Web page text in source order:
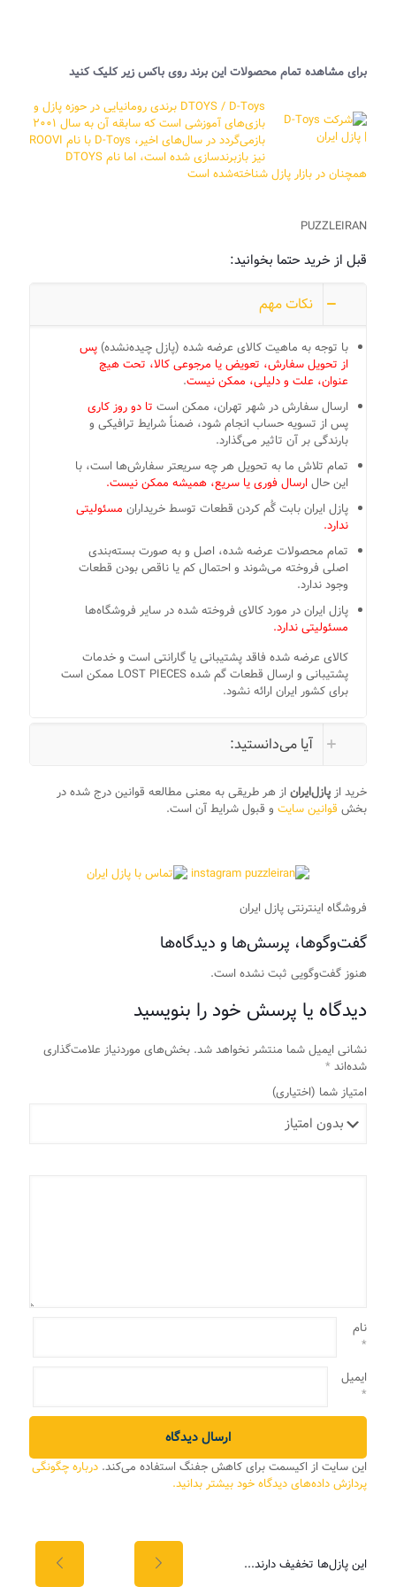
برای مشاهده تمام محصولات این برند روی باکس زیر کلیک کنید
DTOYS / D-Toys برندی رومانیایی در حوزه پازل و
بازی‌های آموزشی است که سابقه آن به سال ۲۰۰۱
بازمی‌گردد در سال‌های اخیر، D-Toys با نام ROOVI
نیز بازبرندسازی شده است، اما نام DTOYS
همچنان در بازار پازل شناخته‌شده است
PUZZLEIRAN
قبل از خرید حتما بخوانید:
نکات مهم
با توجه به ماهیت کالای عرضه شده (پازل چیده‌نشده) پس
از تحویل سفارش، تعویض یا مرجوعی کالا، تحت هیچ
عنوان، علت و دلیلی، ممکن نیست.
ارسال سفارش در شهر تهران، ممکن است تا دو روز کاری
پس از تسویه حساب انجام شود، ضمناً شرایط ترافیکی و
بارندگی بر آن تاثیر می‌گذارد.
تمام تلاش ما به تحویل هر چه سریعتر سفارش‌ها است، با
این حالارسال فوری یا سریع، همیشه ممکن نیست.
پازل ایران بابت گُم کردن قطعات توسط خریداران مسئولیتی
ندارد.
تمام محصولات عرضه شده، اصل و به صورت بسته‌بندی
اصلی فروخته می‌شوند و احتمال کم یا ناقص بودن قطعات
وجود ندارد.
پازل ایران در مورد کالای فروخته شده در سایر فروشگاه‌ها
مسئولیتی ندارد.
کالای عرضه شده فاقد پشتیبانی یا گارانتی است و خدمات
پشتیبانی و ارسال قطعات گم شده LOST PIECES ممکن است
برای کشور ایران ارائه نشود.
آیا می‌دانستید:
خرید از پازل‌ایران از هر طریقی به معنی مطالعه قوانین درج شده در
بخش قوانین سایت و قبول شرایط آن است.
فروشگاه اینترنتی پازل ایران
گفت‌وگوها، پرسش‌ها و دیدگاه‌ها
هنوز گفت‌وگویی ثبت نشده است.
دیدگاه یا پرسش خود را بنویسید
نشانی ایمیل شما منتشر نخواهد شد. بخش‌های موردنیاز علامت‌گذاری
شده‌اند *
امتیاز شما (اختیاری)
نام
*
ایمیل
*
این سایت از اکیسمت برای کاهش جفنگ استفاده می‌کند. درباره چگونگی
پردازش داده‌های دیدگاه خود بیشتر بدانید.
این پازل‌ها تخفیف دارند...